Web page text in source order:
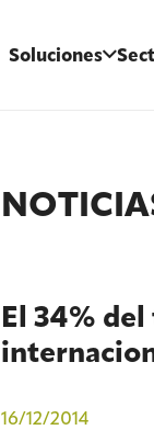
Soluciones
El 34%
16/12/2014